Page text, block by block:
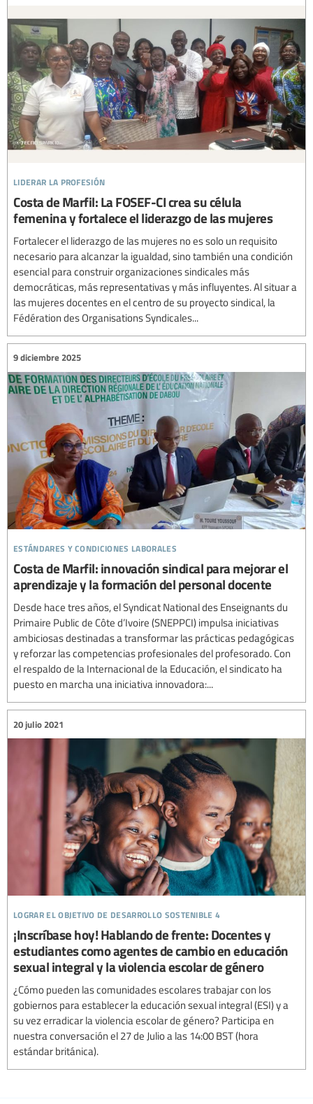
liderar la profesión
Costa de Marfil: La FOSEF-CI crea su célula
femenina y fortalece el liderazgo de las mujeres
Fortalecer el liderazgo de las mujeres no es solo un requisito
necesario para alcanzar la igualdad, sino también una condición
esencial para construir organizaciones sindicales más
democráticas, más representativas y más influyentes. Al situar a
las mujeres docentes en el centro de su proyecto sindical, la
Fédération des Organisations Syndicales...
estándares y condiciones laborales
9 diciembre 2025
Costa de Marfil: innovación sindical para mejorar el
aprendizaje y la formación del personal docente
Desde hace tres años, el Syndicat National des Enseignants du
Primaire Public de Côte d’Ivoire (SNEPPCI) impulsa iniciativas
ambiciosas destinadas a transformar las prácticas pedagógicas
y reforzar las competencias profesionales del profesorado. Con
el respaldo de la Internacional de la Educación, el sindicato ha
puesto en marcha una iniciativa innovadora:...
lograr el objetivo de desarrollo sostenible 4
20 julio 2021
¡Inscríbase hoy! Hablando de frente: Docentes y
estudiantes como agentes de cambio en educación
sexual integral y la violencia escolar de género
¿Cómo pueden las comunidades escolares trabajar con los
gobiernos para establecer la educación sexual integral (ESI) y a
su vez erradicar la violencia escolar de género? Participa en
nuestra conversación el 27 de Julio a las 14:00 BST (hora
estándar británica).